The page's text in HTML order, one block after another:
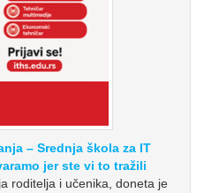
– Srednja škola za IT
jer ste vi to tražili
roditelja i učenika, doneta je